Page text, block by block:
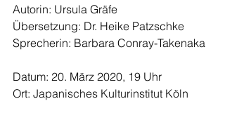
Autorin: Ursula Gräfe
Übersetzung: Dr. Heike Patzschke
Sprecherin: Barbara Conray-Takenaka
Datum: 20. März 2020, 19 Uhr
Ort: Japanisches Kulturinstitut Köln